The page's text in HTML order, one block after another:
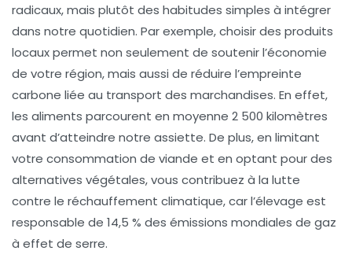
radicaux, mais plutôt des habitudes simples à intégrer
dans notre quotidien. Par exemple, choisir des produits
locauxpermet non seulement de soutenir l’économie
de votre région, mais aussi de réduire l’empreinte
carbone liée au transport des marchandises. En effet,
les aliments parcourent en moyenne 2 500 kilomètres
avant d’atteindre notre assiette. De plus, en limitant
votre consommation de viande et en optant pour des
alternatives végétales, vous contribuez à la lutte
contre le réchauffement climatique, car l’élevage est
responsable de 14,5 % des émissions mondiales de gaz
à effet de serre.